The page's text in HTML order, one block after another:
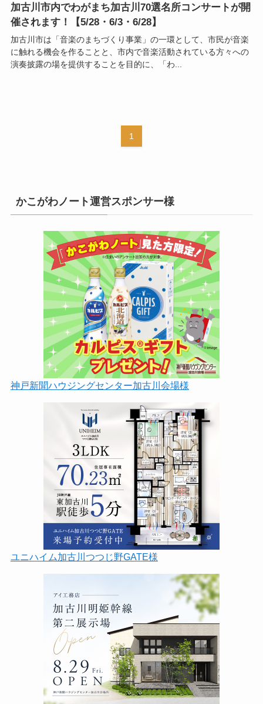
加古川市内でわがまち加古川70選名所コンサートが開
催されます！【5/28・6/3・6/28】
加古川市は「音楽のまちづくり事業」の一環として、市民が音楽
に触れる機会を作ることと、市内で音楽活動されている方々への
演奏披露の場を提供することを目的に、「わ...
1
かこがわノート運営スポンサー様
神戸新聞ハウジングセンター加古川会場様
ユニハイム加古川つつじ野GATE様